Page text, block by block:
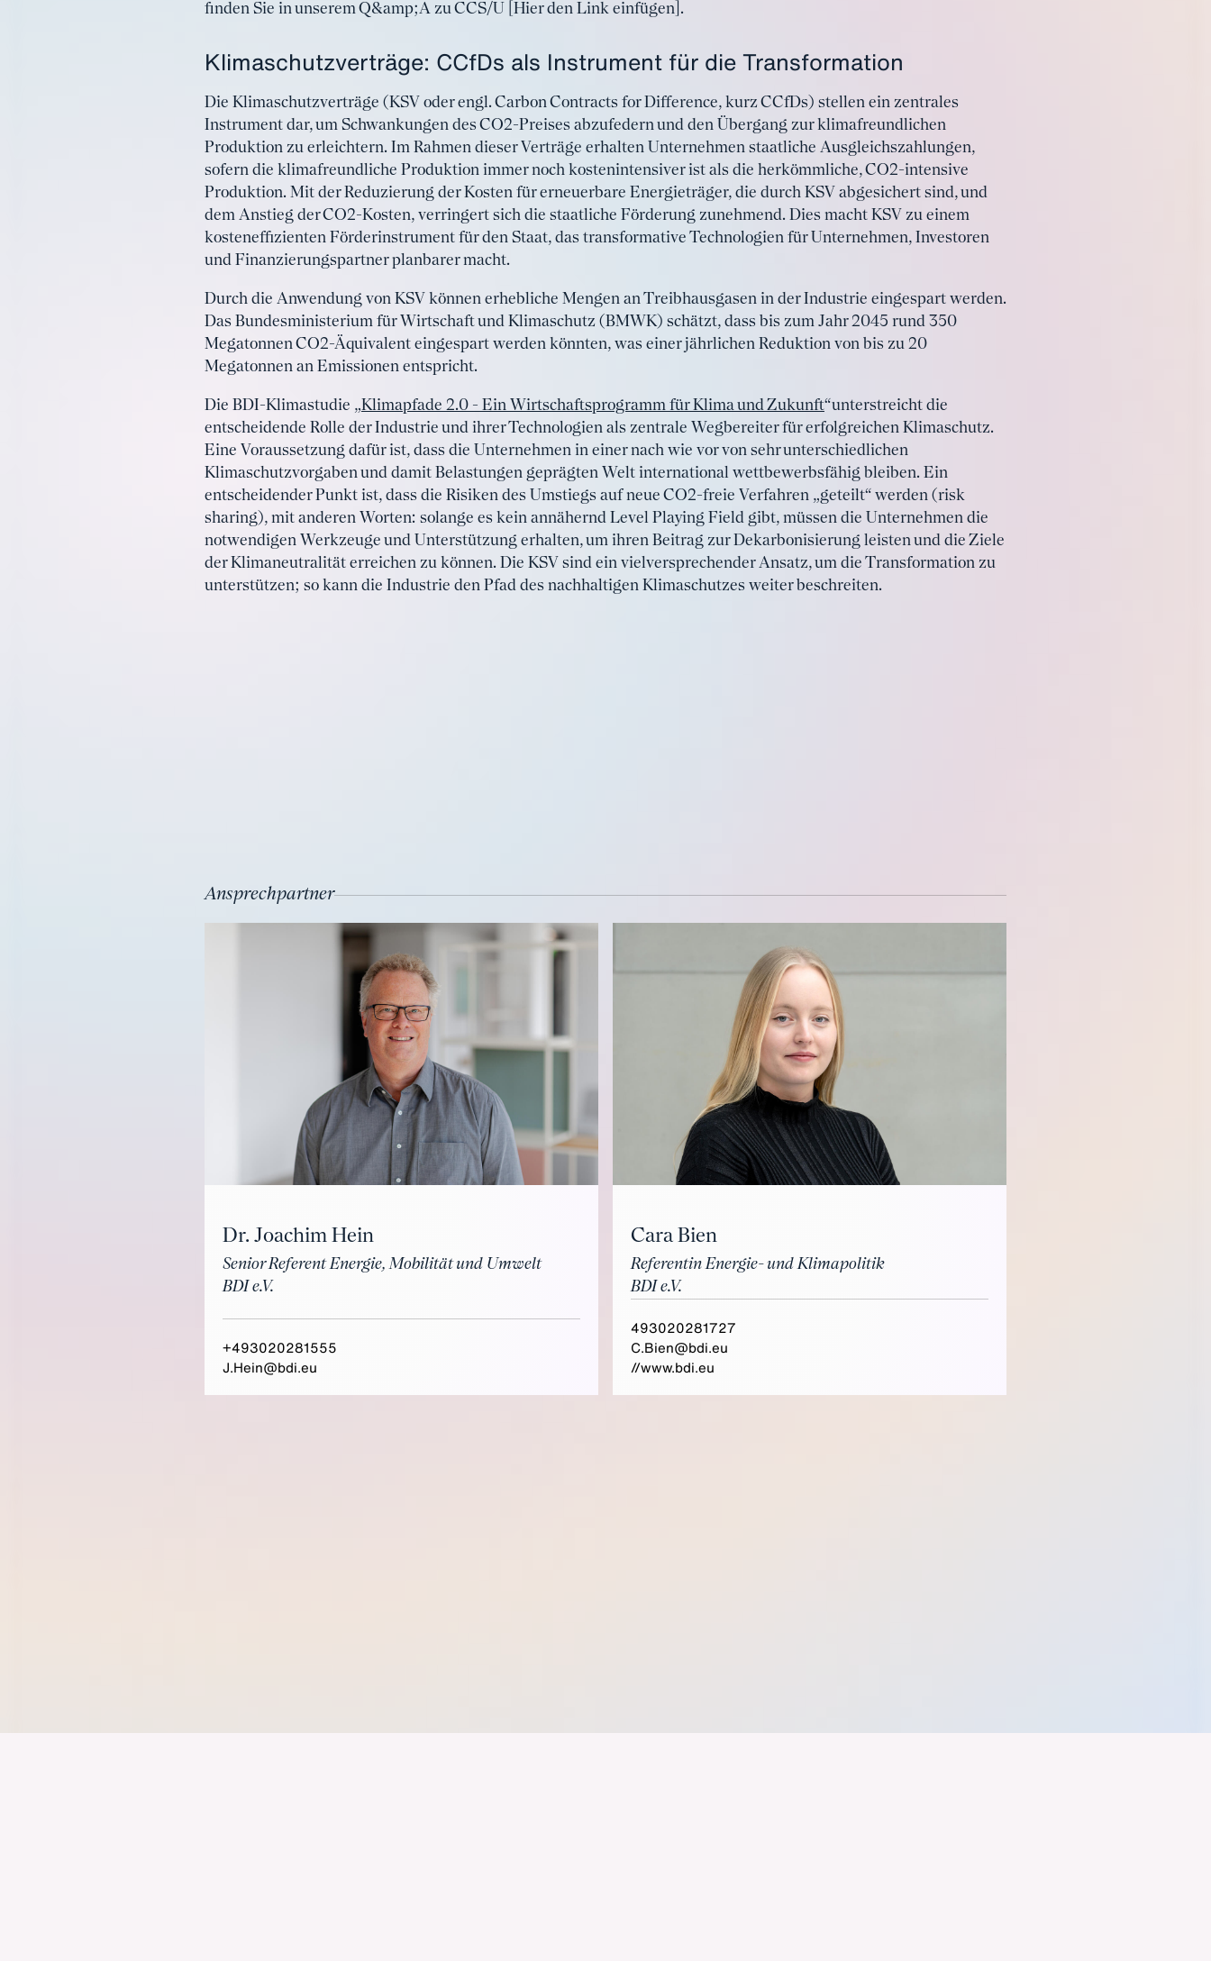
finden Sie in unserem Q&amp;A zu CCS/U [Hier den Link einfügen].
Klimaschutzverträge: CCfDs als Instrument für die Transformation
Die Klimaschutzverträge (KSV oder engl. Carbon Contracts for Difference, kurz CCfDs) stellen ein zentrales
Instrument dar, um Schwankungen des CO2-Preises abzufedern und den Übergang zur klimafreundlichen
Produktion zu erleichtern. Im Rahmen dieser Verträge erhalten Unternehmen staatliche Ausgleichszahlungen,
sofern die klimafreundliche Produktion immer noch kostenintensiver ist als die herkömmliche, CO2-intensive
Produktion. Mit der Reduzierung der Kosten für erneuerbare Energieträger, die durch KSV abgesichert sind, und
dem Anstieg der CO2-Kosten, verringert sich die staatliche Förderung zunehmend. Dies macht KSV zu einem
kosteneffizienten Förderinstrument für den Staat, das transformative Technologien für Unternehmen, Investoren
und Finanzierungspartner planbarer macht.
Durch die Anwendung von KSV können erhebliche Mengen an Treibhausgasen in der Industrie eingespart werden.
Das Bundesministerium für Wirtschaft und Klimaschutz (BMWK) schätzt, dass bis zum Jahr 2045 rund 350
Megatonnen CO2-Äquivalent eingespart werden könnten, was einer jährlichen Reduktion von bis zu 20
Megatonnen an Emissionen entspricht.
Die BDI-Klimastudie „Klimapfade 2.0 - Ein Wirtschaftsprogramm für Klima und Zukunft“unterstreicht die
entscheidende Rolle der Industrie und ihrer Technologien als zentrale Wegbereiter für erfolgreichen Klimaschutz.
Eine Voraussetzung dafür ist, dass die Unternehmen in einer nach wie vor von sehr unterschiedlichen
Klimaschutzvorgaben und damit Belastungen geprägten Welt international wettbewerbsfähig bleiben. Ein
entscheidender Punkt ist, dass die Risiken des Umstiegs auf neue CO2-freie Verfahren „geteilt“ werden (risk
sharing), mit anderen Worten: solange es kein annähernd Level Playing Field gibt, müssen die Unternehmen die
notwendigen Werkzeuge und Unterstützung erhalten, um ihren Beitrag zur Dekarbonisierung leisten und die Ziele
der Klimaneutralität erreichen zu können. Die KSV sind ein vielversprechender Ansatz, um die Transformation zu
unterstützen; so kann die Industrie den Pfad des nachhaltigen Klimaschutzes weiter beschreiten.
Ansprechpartner
Dr. Joachim Hein
Senior Referent Energie, Mobilität und Umwelt
BDI e.V.
+493020281555
J.Hein@bdi.eu
Cara Bien
Referentin Energie- und Klimapolitik
BDI e.V.
493020281727
C.Bien@bdi.eu
//www.bdi.eu